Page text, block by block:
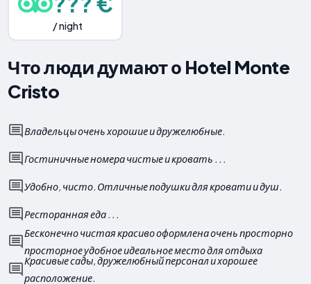
/ night
Что люди думают о Hotel Monte
Cristo
Владельцы очень хорошие и дружелюбные.
Гостиничные номера чистые и кровать . . .
Удобно, чисто. Отличные подушки для кровати и душ.
Ресторанная еда . . .
Бесконечно чистая красиво оформлена очень просторно
просторное удобное идеальное место для отдыха
Красивые сады, дружелюбный персонал и хорошее
расположение.